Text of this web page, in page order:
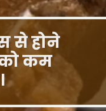
से होने
कम
करता है।